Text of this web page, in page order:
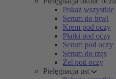
Pokaż wszystkie
Serum do brwi
Krem pod oczy
Płatki pod oczy
Serum pod oczy
Serum do rzęs
Żel pod oczy
Pielęgnacja ust